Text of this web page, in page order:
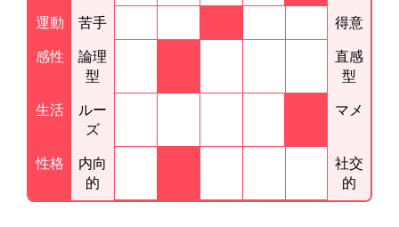
運動 苦手 得意
感性
論理
型
直感
型
生活
ルー
ズ
マメ
性格
内向
的
社交
的